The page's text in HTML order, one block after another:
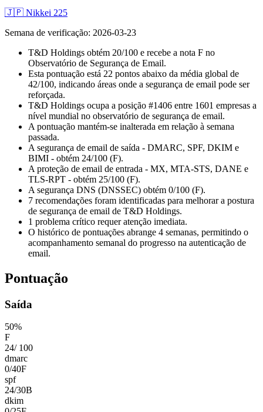
🇯🇵 Nikkei 225
Semana de verificação: 2026-03-23
T&D Holdings obtém 20/100 e recebe a nota F no
Observatório de Segurança de Email.
Esta pontuação está 22 pontos abaixo da média global de
42/100, indicando áreas onde a segurança de email pode ser
reforçada.
T&D Holdings ocupa a posição #1406 entre 1601 empresas a
nível mundial no observatório de segurança de email.
A pontuação mantém-se inalterada em relação à semana
passada.
A segurança de email de saída - DMARC, SPF, DKIM e
BIMI - obtém 24/100 (F).
A proteção de email de entrada - MX, MTA-STS, DANE e
TLS-RPT - obtém 25/100 (F).
A segurança DNS (DNSSEC) obtém 0/100 (F).
7 recomendações foram identificadas para melhorar a postura
de segurança de email de T&D Holdings.
1 problema crítico requer atenção imediata.
O histórico de pontuações abrange 4 semanas, permitindo o
acompanhamento semanal do progresso na autenticação de
email.
Pontuação
Saída
50%
F
24/ 100
dmarc
0/40F
spf
24/30B
dkim